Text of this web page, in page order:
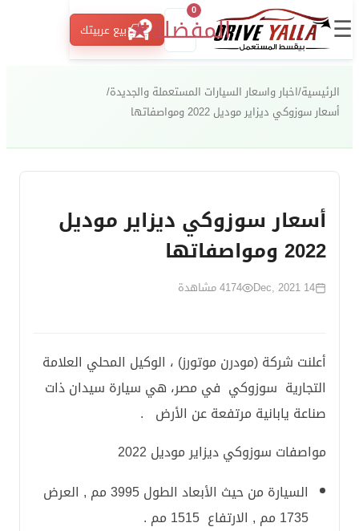
☰ المفضلة
0
★ بيع عربيتك
الرئيسية/اخبار واسعار السيارات المستعملة والجديدة/
أسعار سوزوكي ديزاير موديل 2022 ومواصفاتها
أسعار سوزوكي ديزاير موديل
2022 ومواصفاتها
14 Dec, 2021
4174مشاهدة
أعلنت شركة (مودرن موتورز) ، الوكيل المحلي العلامة
التجارية سوزوكي في مصر، هي سيارة سيدان ذات
صناعة يابانية مرتفعة عن الأرض .
مواصفات سوزوكي ديزاير موديل 2022
السيارة من حيث الأبعاد الطول 3995 مم , العرض
1735 مم , الارتفاع 1515 مم .